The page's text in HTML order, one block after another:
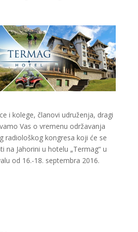
i kolege, članovi udruženja, dragi
Vas o vremenu održavanja
radiološkog kongresa koji će se
na Jahorini u hotelu „Termag“ u
od 16.-18. septembra 2016.